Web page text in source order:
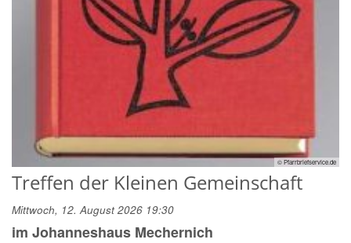
© Pfarrbriefservice.de
Treffen der Kleinen Gemeinschaft
Mittwoch, 12. August 2026 19:30
im Johanneshaus Mechernich